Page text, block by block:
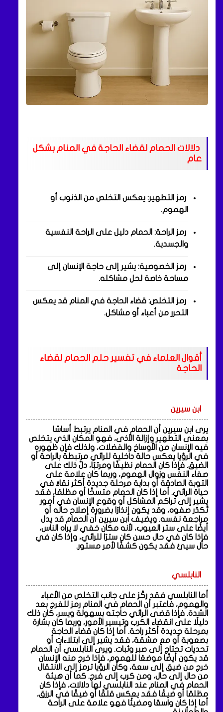
دلالات الحمام لقضاء الحاجة في المنام بشكل
عام
رمز التطهير: يعكس التخلص من الذنوب أو
الهموم.
رمز الراحة: الحمام دليل على الراحة النفسية
والجسدية.
رمز الخصوصية: يشير إلى حاجة الإنسان إلى
مساحة خاصة لحل مشاكله.
رمز التخلص: قضاء الحاجة في المنام قد يعكس
التحرر من أعباء أو مشاكل.
أقوال العلماء في تفسير حلم الحمام لقضاء
الحاجة
ابن سيرين
يرى ابن سيرين أن الحمام في المنام يرتبط أساسًا
بمعنى التطهير وإزالة الأذى، فهو المكان الذي يتخلص
فيه الإنسان من الأوساخ والفضلات، ولذلك فإن ظهوره
في الرؤيا يعكس حالة داخلية للرائي مرتبطة بالراحة أو
الضيق. فإذا كان الحمام نظيفًا ومرتبًا، دلّ ذلك على
صفاء النفس وزوال الهموم، وربما كان علامة على
التوبة الصادقة أو بداية مرحلة جديدة أكثر نقاءً في
حياة الرائي. أما إذا كان الحمام متسخًا أو مظلمًا، فقد
يشير إلى تراكم المشاكل أو وقوع الإنسان في أمور
تُكدّر صفوه، وقد يكون إنذارًا بضرورة إصلاح حاله أو
مراجعة نفسه. ويضيف ابن سيرين أن الحمام قد يدل
أيضًا على ستر العيوب، لأنه مكان خفي لا يراه الناس،
فإذا كان في حال حسن كان سترًا للرائي، وإذا كان في
حال سيئ فقد يكون كشفًا لأمر مستور.
النابلسي
أما النابلسي فقد ركّز على جانب التخلص من الأعباء
والهموم، فاعتبر أن الحمام في المنام رمز للفرج بعد
الشدة. فإذا قضى الرائي حاجته بسهولة ويسر، كان ذلك
دليلًا على انقضاء الكرب وتيسير الأمور، وربما كان بشارة
بمرحلة جديدة أكثر راحة. أما إذا كان قضاء الحاجة
بصعوبة أو مع مشقة، فقد يشير إلى ابتلاءات أو
تحديات تحتاج إلى صبر وثبات. ويرى النابلسي أن الحمام
قد يكون أيضًا موضعًا للهموم، فإذا خرج منه الإنسان
خرج من ضيق إلى سعة، وكأن الرؤيا ترمز إلى الانتقال
من حال إلى حال، ومن كرب إلى فرج. كما أن هيئة
الحمام في المنام عند النابلسي لها دلالات، فإذا كان
مظلمًا أو ضيقًا فقد يعكس قلقًا أو ضيقًا في الرزق،
أما إذا كان واسعًا ومضيئًا فهو علامة على الراحة